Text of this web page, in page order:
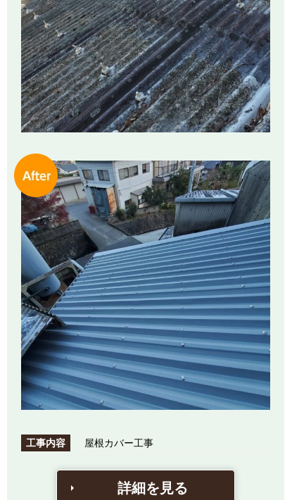
工事内容 屋根カバー工事
詳細を見る